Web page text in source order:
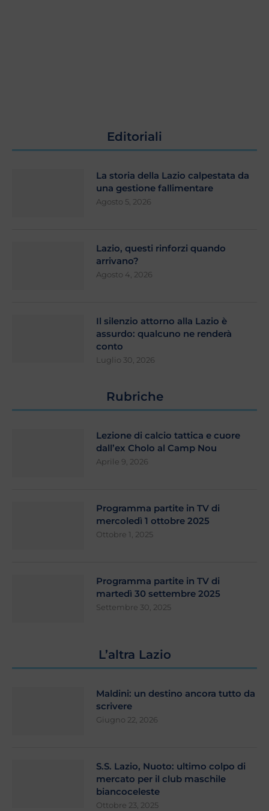
Editoriali
La storia della Lazio calpestata da
una gestione fallimentare
Agosto 5, 2026
Lazio, questi rinforzi quando
arrivano?
Agosto 4, 2026
Il silenzio attorno alla Lazio è
assurdo: qualcuno ne renderà
conto
Luglio 30, 2026
Rubriche
Lezione di calcio tattica e cuore
dall’ex Cholo al Camp Nou
Aprile 9, 2026
Programma partite in TV di
mercoledì 1 ottobre 2025
Ottobre 1, 2025
Programma partite in TV di
martedì 30 settembre 2025
Settembre 30, 2025
L’altra Lazio
Maldini: un destino ancora tutto da
scrivere
Giugno 22, 2026
S.S. Lazio, Nuoto: ultimo colpo di
mercato per il club maschile
biancoceleste
Ottobre 23, 2025